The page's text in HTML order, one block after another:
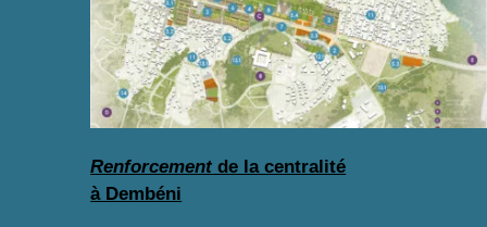
Renforcement de la centralité
à Dembéni